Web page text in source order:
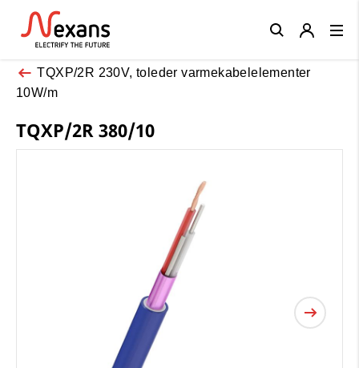
TQXP/2R 230V, toleder varmekabelelementer
10W/m
TQXP/2R 380/10
Close